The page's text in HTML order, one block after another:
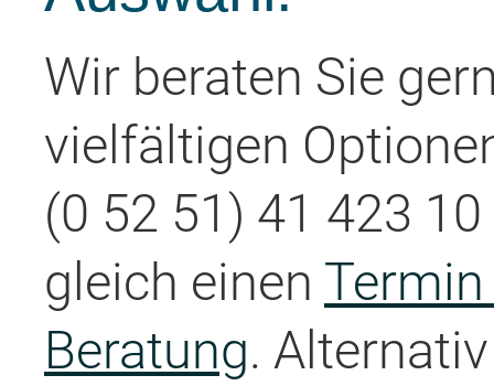
Wir beraten Sie
vielfältigen
(0 52 51) 41 423
gleich einen
Beratung.